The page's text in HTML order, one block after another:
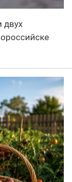
двух